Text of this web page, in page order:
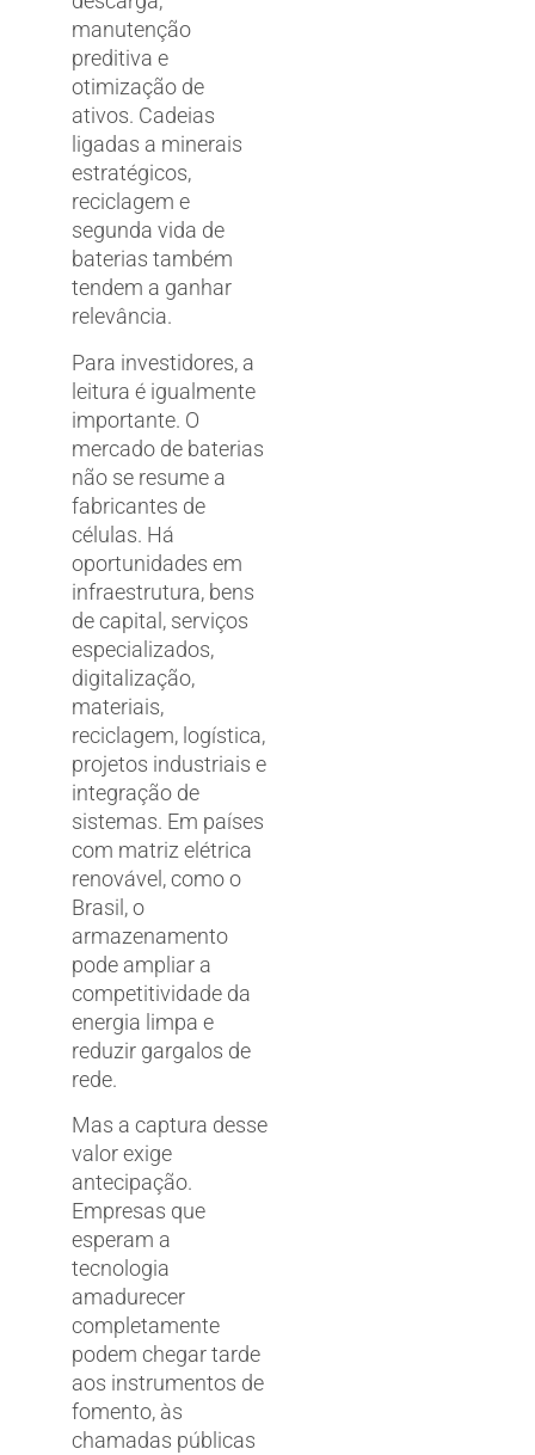
manutenção
preditiva e
otimização de
ativos. Cadeias
ligadas a minerais
estratégicos,
reciclagem e
segunda vida de
baterias também
tendem a ganhar
relevância.
Para investidores, a
leitura é igualmente
importante. O
mercado de baterias
não se resume a
fabricantes de
células. Há
oportunidades em
infraestrutura, bens
de capital, serviços
especializados,
digitalização,
materiais,
reciclagem, logística,
projetos industriais e
integração de
sistemas. Em países
com matriz elétrica
renovável, como o
Brasil, o
armazenamento
pode ampliar a
competitividade da
energia limpa e
reduzir gargalos de
rede.
Mas a captura desse
valor exige
antecipação.
Empresas que
esperam a
tecnologia
amadurecer
completamente
podem chegar tarde
aos instrumentos de
fomento, às
chamadas públicas